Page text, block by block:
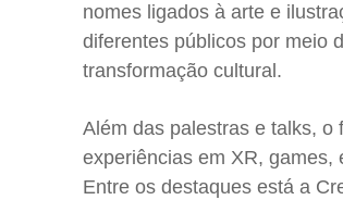
nomes ligados à arte e
diferentes públicos por meio
transformação cultural.
Além das palestras e talks, o
experiências em XR, games,
Entre os destaques está a